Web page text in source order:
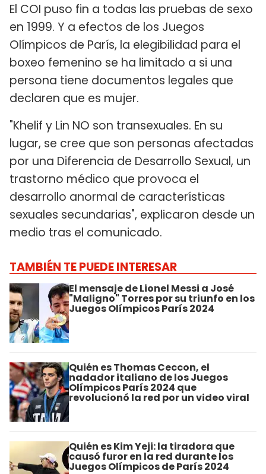
El COI puso fin a todas las pruebas de sexo
en 1999. Y a efectos de los Juegos
Olímpicos de París, la elegibilidad para el
boxeo femenino se ha limitado a si una
persona tiene documentos legales que
declaren que es mujer.
"Khelif y Lin NO son transexuales. En su
lugar, se cree que son personas afectadas
por una Diferencia de Desarrollo Sexual, un
trastorno médico que provoca el
desarrollo anormal de características
sexuales secundarias", explicaron desde un
medio tras el comunicado.
TAMBIÉN TE PUEDE INTERESAR
El mensaje de Lionel Messi a José
"Maligno" Torres por su triunfo en los
Juegos Olímpicos París 2024
Quién es Thomas Ceccon, el
nadador italiano de los Juegos
Olímpicos París 2024 que
revolucionó la red por un video viral
Quién es Kim Yeji: la tiradora que
causó furor en la red durante los
Juegos Olímpicos de París 2024